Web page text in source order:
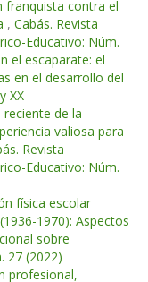
franquista contra el
, Cabás. Revista
Educativo: Núm.
el escaparate: el
en el desarrollo del
XX
de la
valiosa para
Revista
Educativo: Núm.
física escolar
1970): Aspectos
sobre
27 (2022)
profesional,